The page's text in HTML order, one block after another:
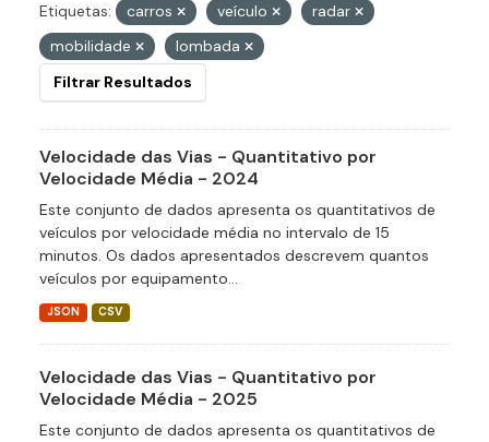
Etiquetas: carros veículo
radar
mobilidade
lombada
Filtrar Resultados
Velocidade das Vias - Quantitativo por
Velocidade Média - 2024
Este conjunto de dados apresenta os quantitativos de
veículos por velocidade média no intervalo de 15
minutos. Os dados apresentados descrevem quantos
veículos por equipamento...
JSON CSV
Velocidade das Vias - Quantitativo por
Velocidade Média - 2025
Este conjunto de dados apresenta os quantitativos de